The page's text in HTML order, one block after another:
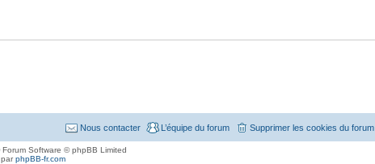
Supprimer les cookies du forum
L’équipe du forum
Nous contacter
Forum Software © phpBB Limited
parphpBB-fr.com